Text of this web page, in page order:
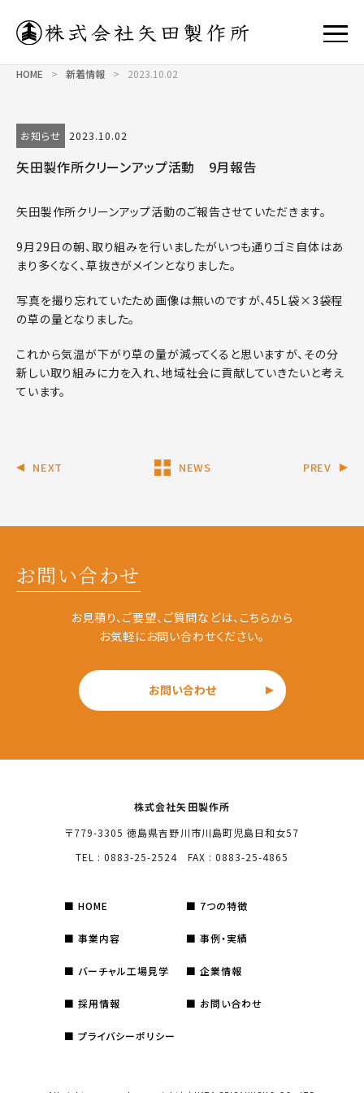
HOME > 新着情報 > 2023.10.02
お知らせ 2023.10.02
矢田製作所クリーンアップ活動 9月報告
矢田製作所クリーンアップ活動のご報告させていただきます。
9月29日の朝、取り組みを行いましたがいつも通りゴミ自体はあ
まり多くなく、草抜きがメインとなりました。
写真を撮り忘れていたため画像は無いのですが、45L袋×3袋程
の草の量となりました。
これから気温が下がり草の量が減ってくると思いますが、その分
新しい取り組みに力を入れ、地域社会に貢献していきたいと考え
ています。
NEXT NEWS PREV
お問い合わせ
お見積り、ご要望、ご質問などは、こちらから
お気軽にお問い合わせください。
お問い合わせ
株式会社矢田製作所
〒779-3305 徳島県吉野川市川島町児島日和女57
TEL : 0883-25-2524 FAX : 0883-25-4865
HOME 7つの特徴
事業内容 事例・実績
バーチャル工場見学 企業情報
採用情報 お問い合わせ
プライバシーポリシー